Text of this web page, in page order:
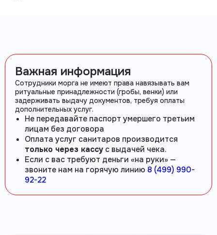
Важная информация
Сотрудники морга не имеют права навязывать вам
ритуальные принадлежности (гробы, венки) или
задерживать выдачу документов, требуя оплаты
дополнительных услуг.
Не передавайте паспорт умершего третьим
лицам без договора
Оплата услуг санитаров производится
только через кассу с выдачей чека.
Если с вас требуют деньги «на руки» —
звоните нам на горячую линию 8 (499) 990-
92-22